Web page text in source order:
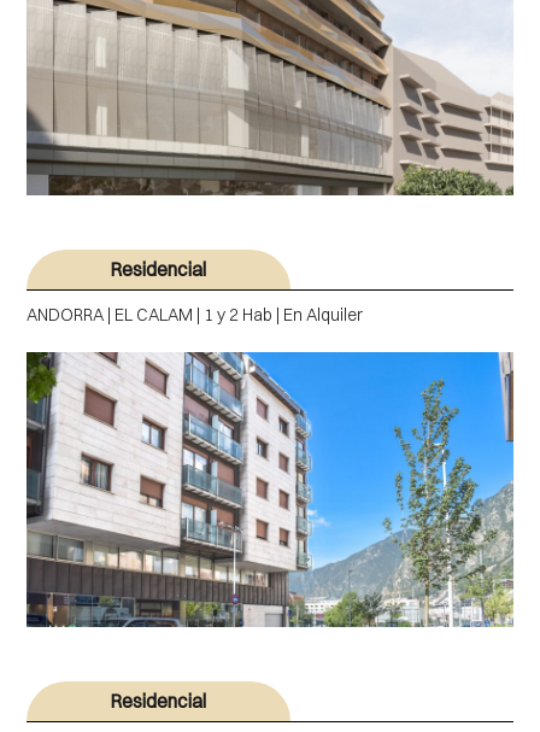
Residencial
ANDORRA | EL CALAM | 1 y 2 Hab | En Alquiler
Residencial